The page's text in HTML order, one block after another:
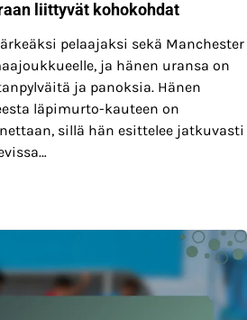
liittyvät kohokohdat
pelaajaksi sekä Manchester
ja hänen uransa on
ja panoksia. Hänen
läpimurto-kauteen on
sillä hän esittelee jatkuvasti